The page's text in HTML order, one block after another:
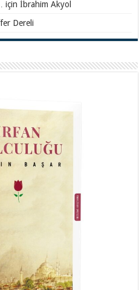
içinİbrahim Akyol
Dereli